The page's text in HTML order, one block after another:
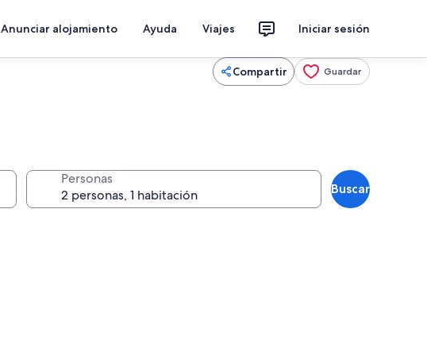
Anunciar alojamiento Ayuda Viajes Iniciar sesión
Compartir Guardar
Personas
Buscar